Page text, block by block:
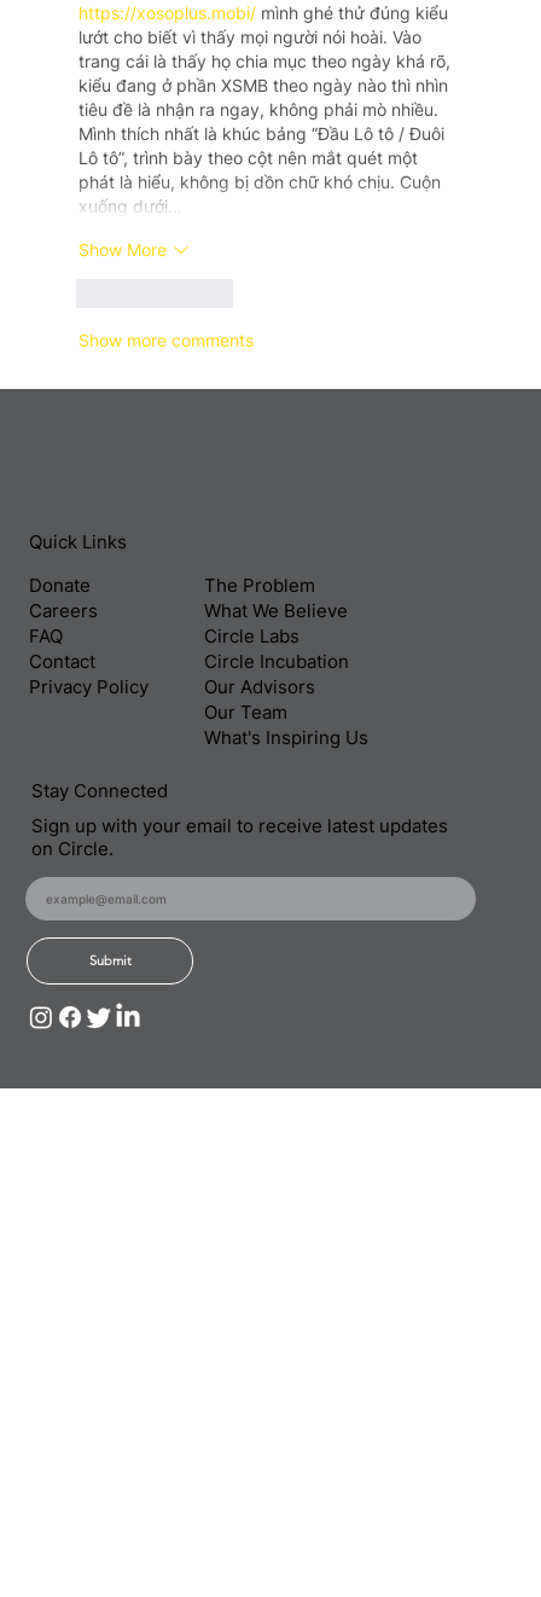
https://xosoplus.mobi/ mình ghé thử đúng kiểu
lướt cho biết vì thấy mọi người nói hoài. Vào
trang cái là thấy họ chia mục theo ngày khá rõ,
kiểu đang ở phần XSMB theo ngày nào thì nhìn
tiêu đề là nhận ra ngay, không phải mò nhiều.
Mình thích nhất là khúc bảng “Đầu Lô tô / Đuôi
Lô tô”, trình bày theo cột nên mắt quét một
phát là hiểu, không bị dồn chữ khó chịu. Cuộn
xuống dưới…
Show More
Show more comments
Donate
Careers
FAQ
Contact
Privacy Policy
Quick Links
The Problem
What We Believe
Circle Labs
Circle Incubation
Our Advisors
Our Team
What's Inspiring Us
Stay Connected
Sign up with your email to receive latest updates
on Circle.
Submit